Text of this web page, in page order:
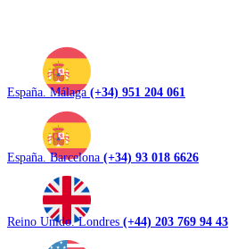
España. Málaga (+34) 951 204 061
España. Barcelona (+34) 93 018 6626
Reino Unido. Londres (+44) 203 769 94 43